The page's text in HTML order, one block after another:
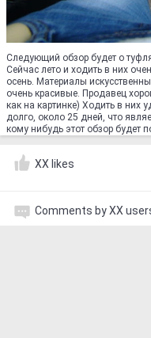
Следующий обзор будет о
Сейчас лето и ходить в них
осень. Материалы
очень красивые. Продавец
как на картинке) Ходить в них
долго, около 25 дней, что
кому нибудь этот обзор будет
XX likes
Comments by XX